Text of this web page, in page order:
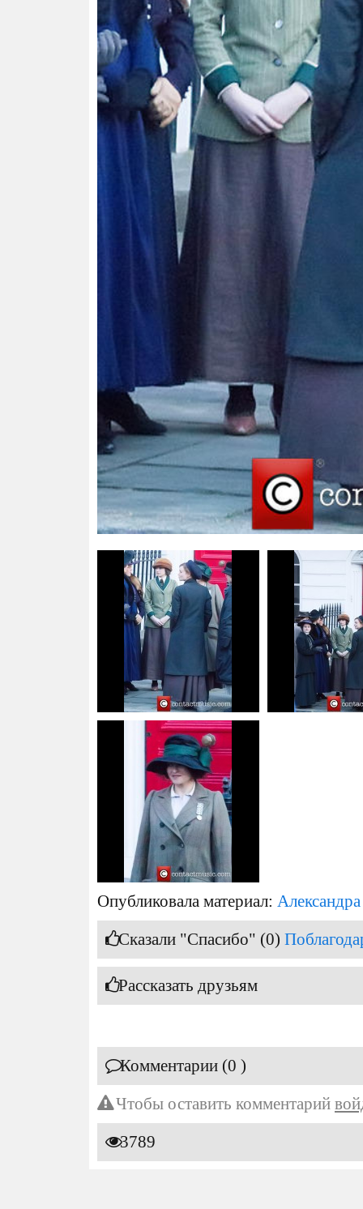
Опубликовала материал:
Сказали "Спасибо" (0)
Рассказать друзьям
Комментарии (0 )
Чтобы оставить комментарий
3789